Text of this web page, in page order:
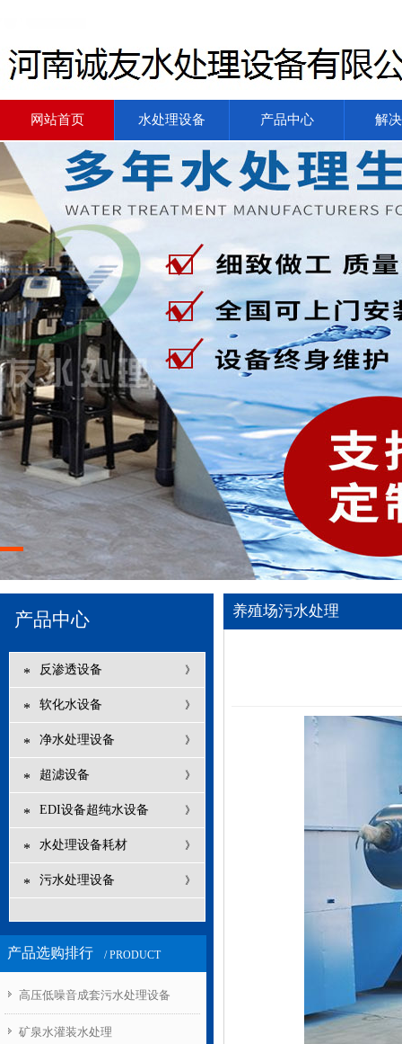
网站首页 水处理设备 产品中心 解
1
产品中心
* 反渗透设备 》
* 软化水设备 》
* 净水处理设备 》
* 超滤设备 》
* EDI设备超纯水设备 》
* 水处理设备耗材 》
* 污水处理设备 》
产品选购排行 / PRODUCT
高压低噪音成套污水处理设备
矿泉水灌装水处理
养殖场污水处理